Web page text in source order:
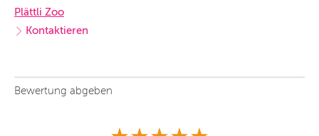
Plättli Zoo
Kontaktieren
Bewertung abgeben